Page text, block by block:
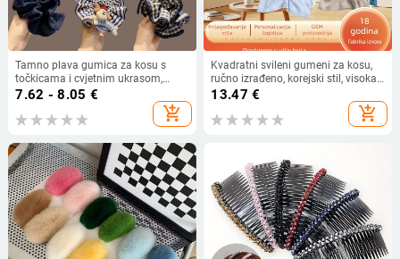
Tamno plava gumica za kosu s
točkicama i cvjetnim ukrasom,
ručna izrada, korejski ležerni stil
7.62 - 8.05 €
add_shopping_cart
Kvadratni svileni gumeni za kosu,
ručno izrađeno, korejski stil, visoka
elastičnost, Wei zhen
13.47 €
add_shopping_cart